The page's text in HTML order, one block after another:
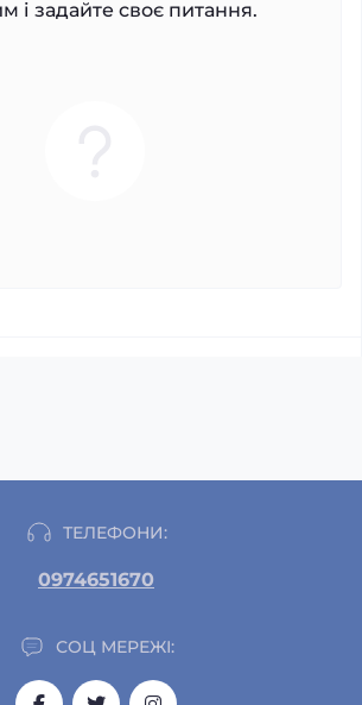
і задайте своє питання.
ТЕЛЕФОНИ:
0974651670
СОЦ МЕРЕЖІ: